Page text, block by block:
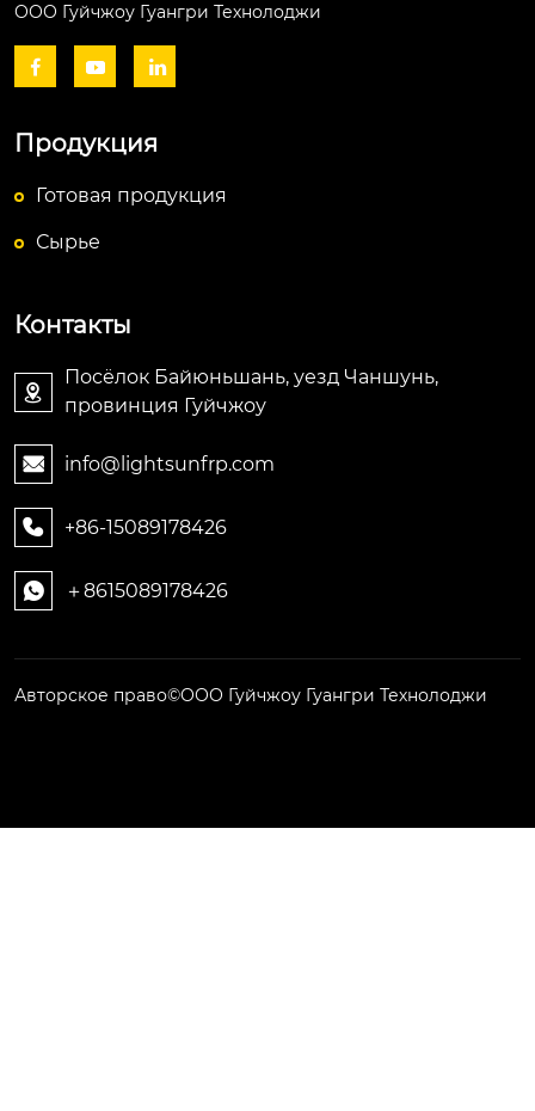
ООО Гуйчжоу Гуангри Технолоджи
  
Продукция
Готовая продукция
Сырье
Контакты

Посёлок Байюньшань, уезд Чаншунь,
провинция Гуйчжоу
 info@lightsunfrp.com
 +86-15089178426
 ＋8615089178426
Авторское право©ООО Гуйчжоу Гуангри Технолоджи